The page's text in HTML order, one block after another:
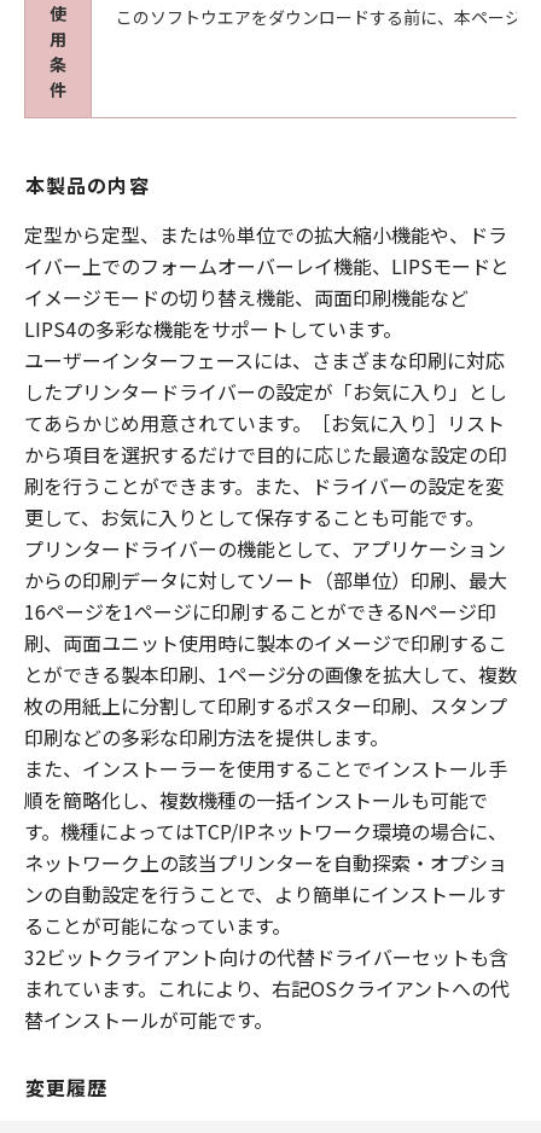
使
用
条
件
このソフトウエアをダウンロードする前に、本ページ
本製品の内容
定型から定型、または％単位での拡大縮小機能や、ドラ
イバー上でのフォームオーバーレイ機能、LIPSモードと
イメージモードの切り替え機能、両面印刷機能など
LIPS4の多彩な機能をサポートしています。
ユーザーインターフェースには、さまざまな印刷に対応
したプリンタードライバーの設定が「お気に入り」とし
てあらかじめ用意されています。［お気に入り］リスト
から項目を選択するだけで目的に応じた最適な設定の印
刷を行うことができます。また、ドライバーの設定を変
更して、お気に入りとして保存することも可能です。
プリンタードライバーの機能として、アプリケーション
からの印刷データに対してソート（部単位）印刷、最大
16ページを1ページに印刷することができるNページ印
刷、両面ユニット使用時に製本のイメージで印刷するこ
とができる製本印刷、1ページ分の画像を拡大して、複数
枚の用紙上に分割して印刷するポスター印刷、スタンプ
印刷などの多彩な印刷方法を提供します。
また、インストーラーを使用することでインストール手
順を簡略化し、複数機種の一括インストールも可能で
す。機種によってはTCP/IPネットワーク環境の場合に、
ネットワーク上の該当プリンターを自動探索・オプショ
ンの自動設定を行うことで、より簡単にインストールす
ることが可能になっています。
32ビットクライアント向けの代替ドライバーセットも含
まれています。これにより、右記OSクライアントへの代
替インストールが可能です。
変更履歴